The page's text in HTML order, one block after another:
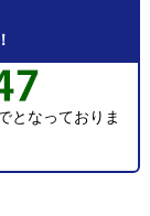
となっておりま